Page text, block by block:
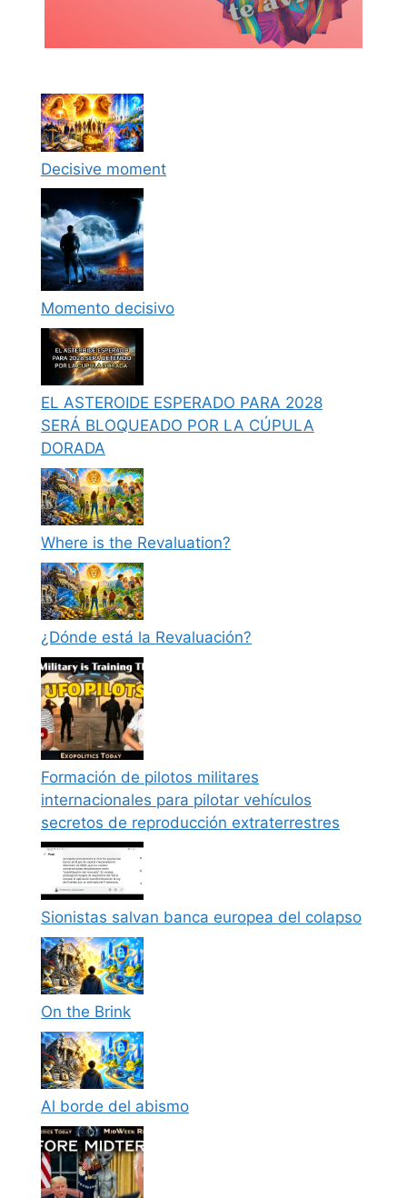
Decisive moment
Momento decisivo
EL ASTEROIDE ESPERADO PARA 2028
SERÁ BLOQUEADO POR LA CÚPULA
DORADA
Where is the Revaluation?
¿Dónde está la Revaluación?
Formación de pilotos militares
internacionales para pilotar vehículos
secretos de reproducción extraterrestres
Sionistas salvan banca europea del colapso
On the Brink
Al borde del abismo